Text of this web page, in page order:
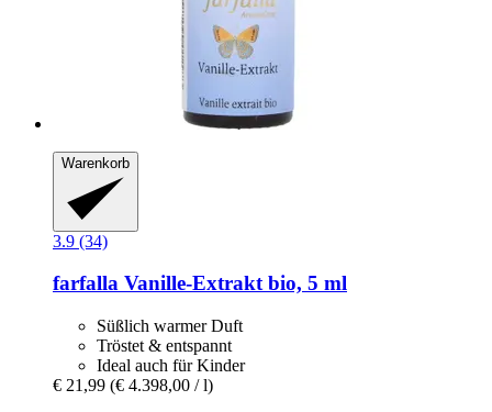
Warenkorb
3.9 (34)
farfalla Vanille-​Extrakt bio, 5 ml
Süßlich warmer Duft
Tröstet & entspannt
Ideal auch für Kinder
€ 21,99 (€ 4.398,00 / l)